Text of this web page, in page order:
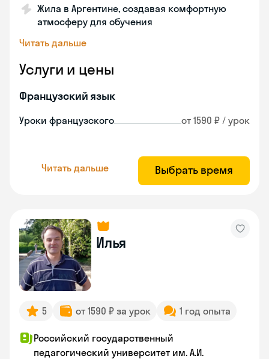
Жила в Аргентине, создавая комфортную
атмосферу для обучения
Читать дальше
Услуги и цены
Французский язык
Уроки французского от 1590 ₽ / урок
Читать дальше Выбрать время
Илья
5 от 1590 ₽ за урок 1 год опыта
Российский государственный
педагогический университет им. А.И.